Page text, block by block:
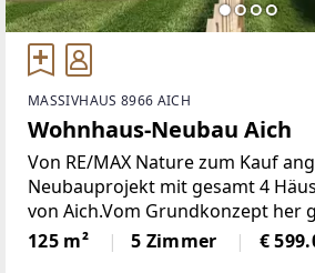
MASSIVHAUS 8966 AICH
Wohnhaus-Neubau Aich
Von RE/MAX Nature zum Kauf
Neubauprojekt mit gesamt 4
von Aich.Vom Grundkonzept her
Ausführung mit zwei
sowie die eines Bungalows mit
125 m² 5 Zimmer €